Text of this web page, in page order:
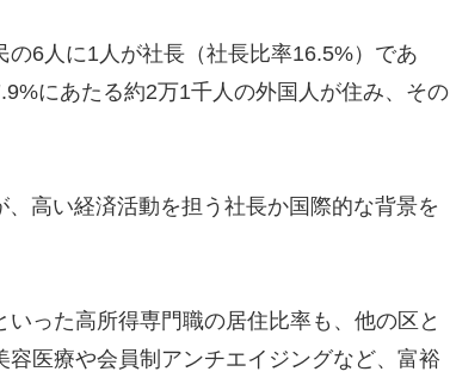
6人に1人が社長（社長比率16.5%）であ
にあたる約2万1千人の外国人が住み、その
高い経済活動を担う社長か国際的な背景を
った高所得専門職の居住比率も、他の区と
医療や会員制アンチエイジングなど、富裕